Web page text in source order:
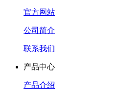
官方网站
公司简介
联系我们
产品中心
产品介绍